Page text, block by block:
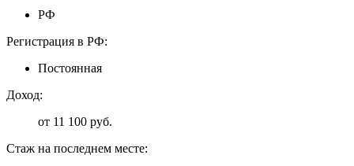
РФ
Регистрация в РФ:
Постоянная
Доход:
от 11 100 руб.
Стаж на последнем месте: